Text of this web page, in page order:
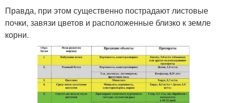
Правда, при этом существенно пострадают листовые
почки, завязи цветов и расположенные близко к земле
корни.